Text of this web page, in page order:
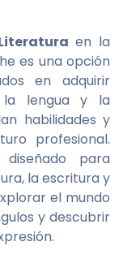
en la
es una opción
en adquirir
la lengua y la
habilidades y
profesional.
para
la escritura y
el mundo
y descubrir